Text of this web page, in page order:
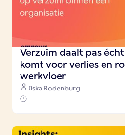
Verzuim daalt pas
komt voor verlies en
werkvloer
Jiska Rodenburg